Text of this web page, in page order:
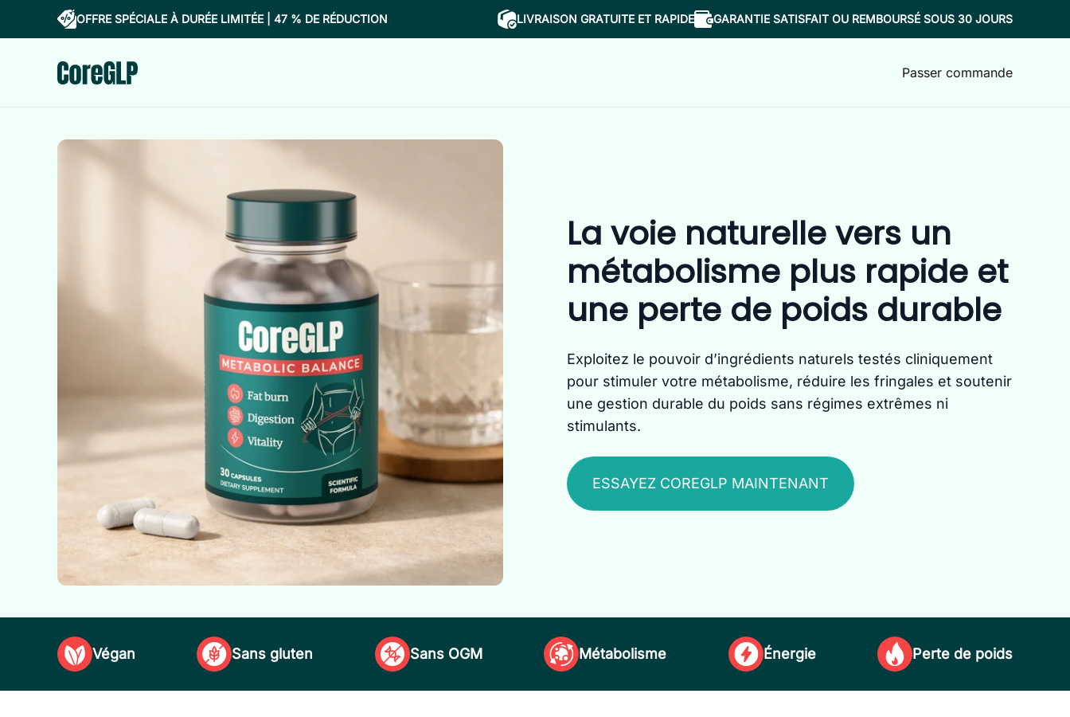
OFFRE SPÉCIALE À DURÉE LIMITÉE | 47 % DE RÉDUCTION LIVRAISON GRATUITE ET RAPIDE GARANTIE SATISFAIT OU REMBOURSÉ SOUS 30 JOURS
Passer commande
La voie naturelle vers un
métabolisme plus rapide et
une perte de poids durable
Exploitez le pouvoir d’ingrédients naturels testés cliniquement
pour stimuler votre métabolisme, réduire les fringales et soutenir
une gestion durable du poids sans régimes extrêmes ni
stimulants.
ESSAYEZ COREGLP MAINTENANT
Végan Sans gluten Sans OGM Métabolisme Énergie Perte de poids